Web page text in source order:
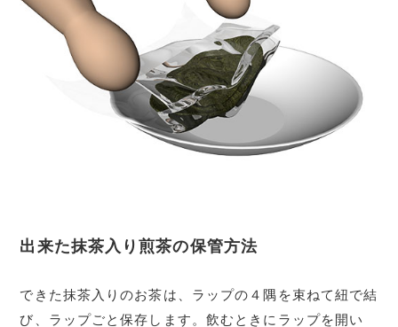
出来た抹茶入り煎茶の保管方法
できた抹茶入りのお茶は、ラップの４隅を束ねて紐で結
び、ラップごと保存します。飲むときにラップを開い